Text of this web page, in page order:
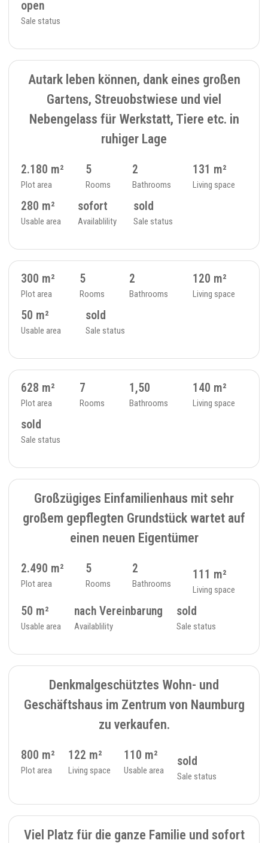
open
Sale status
SOLD
9 SINGLE FAMILY HOUSE - 365
Autark leben können, dank eines großen
Gartens, Streuobstwiese und viel
Nebengelass für Werkstatt, Tiere etc. in
ruhiger Lage
2.180 m²
Plot area
5
Rooms
2
Bathrooms
131 m²
Living space
280 m²
Usable area
sofort
Availablility
sold
Sale status
SOLD
9 SINGLE FAMILY HOUSE - 48
300 m²
Plot area
5
Rooms
2
Bathrooms
120 m²
Living space
50 m²
Usable area
sold
Sale status
SOLD
10 SINGLE FAMILY HOUSE - 111
628 m²
Plot area
7
Rooms
1,50
Bathrooms
140 m²
Living space
sold
Sale status
SOLD
11 SINGLE FAMILY HOUSE - 35
Großzügiges Einfamilienhaus mit sehr
großem gepflegten Grundstück wartet auf
einen neuen Eigentümer
2.490 m²
Plot area
5
Rooms
2
Bathrooms
111 m²
Living space
50 m²
Usable area
nach Vereinbarung
Availablility
sold
Sale status
SOLD
9 ROOMS - 31
Denkmalgeschütztes Wohn- und
Geschäftshaus im Zentrum von Naumburg
zu verkaufen.
800 m²
Plot area
122 m²
Living space
110 m²
Usable area
sold
Sale status
SOLD
10 SEMIDETACHED HOUSE - 303
Viel Platz für die ganze Familie und sofort